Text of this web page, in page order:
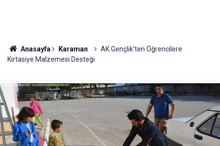
Anasayfa Karaman
AK Gençlik’ten Öğrencilere
Kırtasiye Malzemesi Desteği